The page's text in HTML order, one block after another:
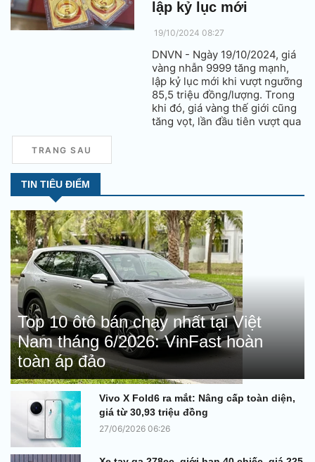
lập kỷ lục mới
19/10/2024 08:27
DNVN - Ngày 19/10/2024, giá
vàng nhẫn 9999 tăng mạnh,
lập kỷ lục mới khi vượt ngưỡng
85,5 triệu đồng/lượng. Trong
khi đó, giá vàng thế giới cũng
tăng vọt, lần đầu tiên vượt qua
TRANG SAU
TIN TIÊU ĐIỂM
Top 10 ôtô bán chạy nhất tại Việt
Nam tháng 6/2026: VinFast hoàn
toàn áp đảo
Vivo X Fold6 ra mắt: Nâng cấp toàn diện,
giá từ 30,93 triệu đồng
27/06/2026 06:26